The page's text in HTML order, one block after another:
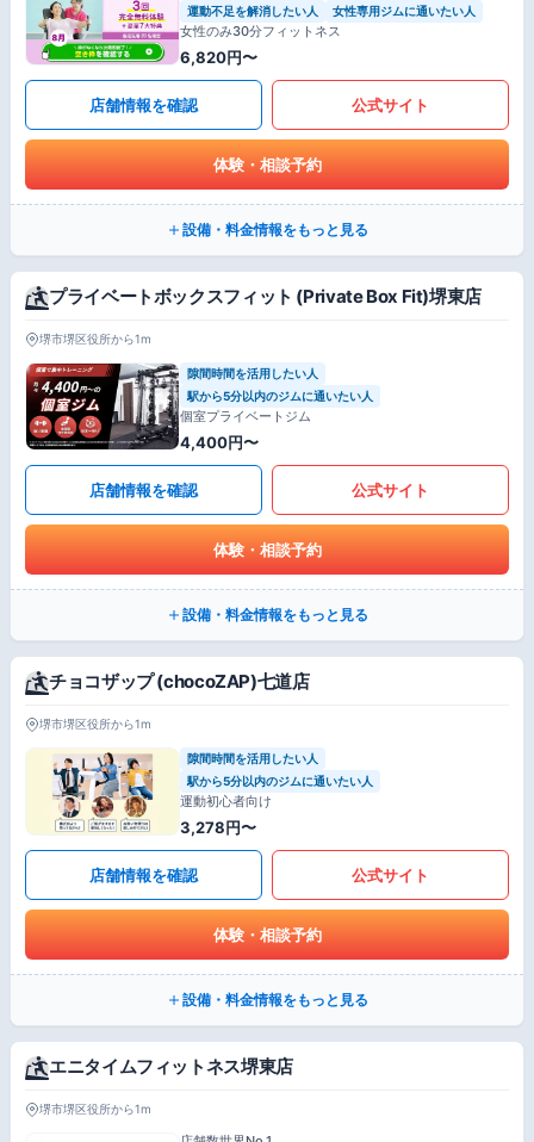
運動不足を解消したい人 女性専用ジムに通いたい人
女性のみ30分フィットネス
6,820円〜
店舗情報を確認 公式サイト
体験・相談予約
設備・料金情報をもっと見る
プライベートボックスフィット (Private Box Fit)堺東店
堺市堺区役所から1m
隙間時間を活用したい人
駅から5分以内のジムに通いたい人
個室プライベートジム
4,400円〜
店舗情報を確認 公式サイト
体験・相談予約
設備・料金情報をもっと見る
チョコザップ (chocoZAP)七道店
堺市堺区役所から1m
隙間時間を活用したい人
駅から5分以内のジムに通いたい人
運動初心者向け
3,278円〜
店舗情報を確認 公式サイト
体験・相談予約
設備・料金情報をもっと見る
エニタイムフィットネス堺東店
堺市堺区役所から1m